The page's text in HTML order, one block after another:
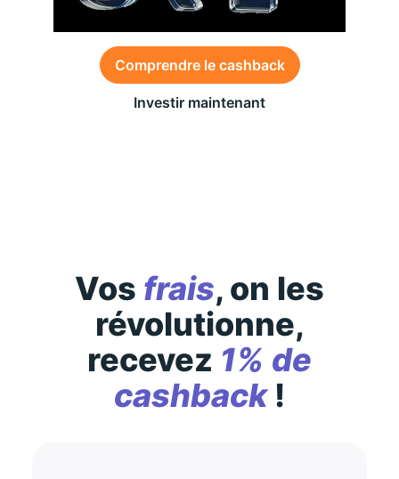
Comprendre le cashback
Investir maintenant
Vos frais, on les
révolutionne,
recevez 1% de
cashback!